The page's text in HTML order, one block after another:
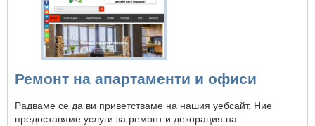
Ремонт на апартаменти и офиси
Радваме се да ви приветстваме на нашия уебсайт. Ние
предоставяме услуги за ремонт и декорация на